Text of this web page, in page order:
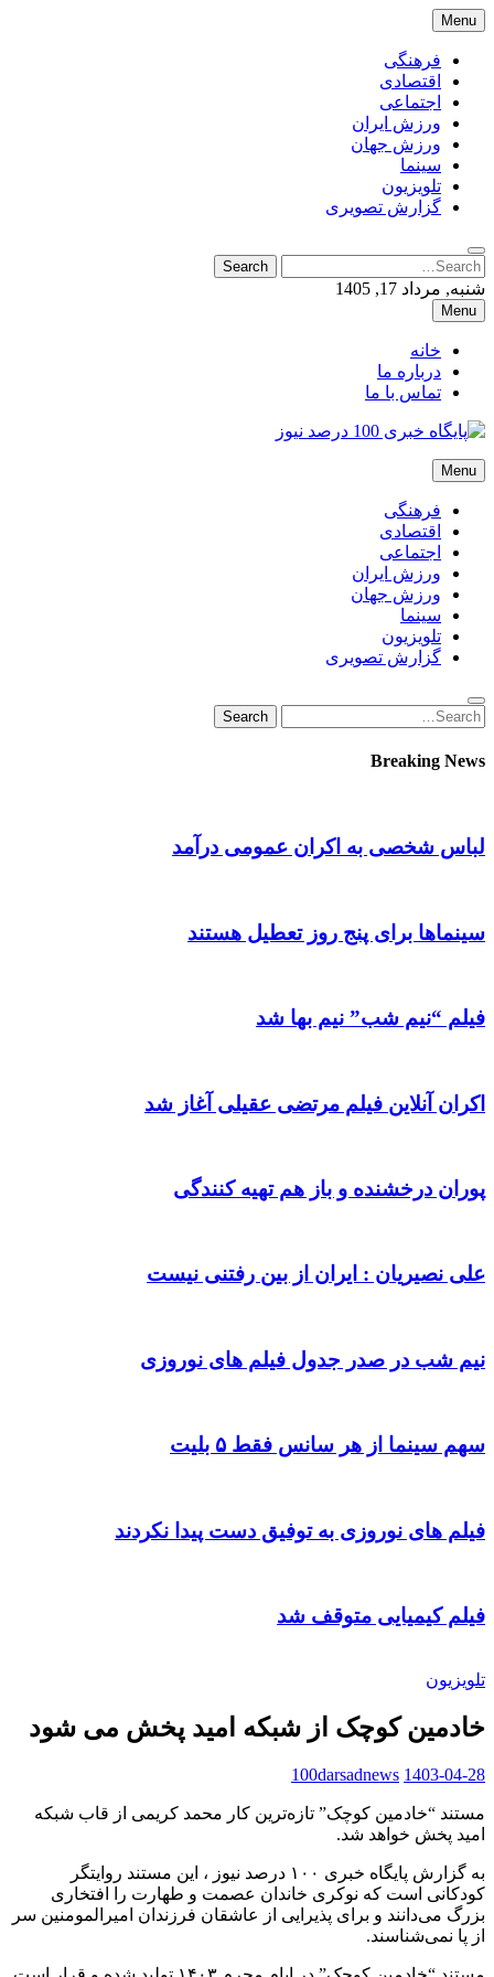
Skip
to
content
Menu
فرهنگی
اقتصادی
اجتماعی
ورزش ایران
ورزش جهان
سینما
تلویزیون
گزارش تصویری
Search
for:
Search
شنبه, مرداد 17, 1405
Menu
خانه
درباره ما
تماس با ما
پایگاه خبری 100 درصد نیوز
پایگاه خبری 100 درصد نیوز
Menu
فرهنگی
اقتصادی
اجتماعی
ورزش ایران
ورزش جهان
سینما
تلویزیون
گزارش تصویری
Search
for:
Search
Breaking News
لباس شخصی به اکران عمومی درآمد
سینماها برای پنج‌ روز تعطیل هستند
فیلم “نیم شب” نیم بها شد
اکران آنلاین فیلم مرتضی عقیلی آغاز شد
پوران درخشنده و باز هم تهیه کنندگی
علی نصیریان : ایران از بین رفتنی نیست
نیم شب در صدر جدول فیلم های نوروزی
سهم سینما از هر سانس فقط ۵ بلیت
فیلم های نوروزی به توفیق دست پیدا نکردند
فیلم کیمیایی متوقف شد
تلویزیون
خادمین کوچک از شبکه امید پخش می شود
100darsadnews 1403-04-28
مستند “خادمین کوچک” تازه‌ترین کار محمد کریمی از قاب شبکه
امید پخش خواهد شد.
به گزارش پایگاه خبری ۱۰۰ درصد نیوز ، این مستند روایتگر
کودکانی است که نوکری خاندان عصمت و طهارت را افتخاری
بزرگ می‌دانند و برای پذیرایی از عاشقان فرزندان امیرالمومنین سر
از پا نمی‌شناسند.